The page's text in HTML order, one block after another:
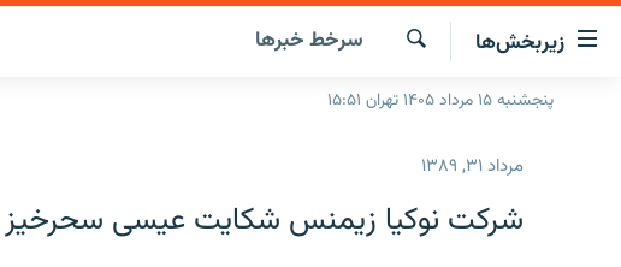
لینک‌های
قابلیت
دسترسی
زیربخش‌ها
صفحه اصلی
جستجو
سرخط‌ خبرها
پنجشنبه ۱۵ مرداد ۱۴۰۵ تهران ۱۵:۵۱
مرداد ۳۱, ۱۳۸۹
شرکت نوکیا زیمنس شکایت عیسی سحرخیز